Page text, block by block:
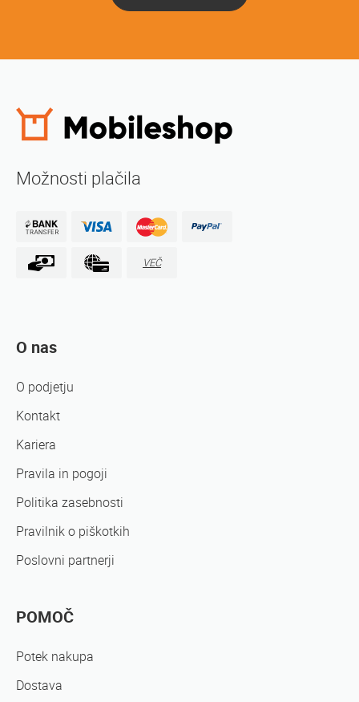
Možnosti plačila
VEČ
O nas
O podjetju
Kontakt
Kariera
Pravila in pogoji
Politika zasebnosti
Pravilnik o piškotkih
Poslovni partnerji
POMOČ
Potek nakupa
Dostava